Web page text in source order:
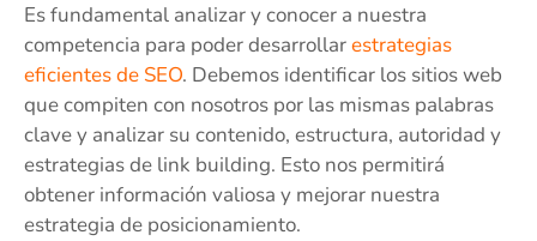
Es fundamental analizar y conocer a nuestra
competencia para poder desarrollarestrategias
eficientes de SEO. Debemos identificar los sitios web
que compiten con nosotros por las mismas palabras
clave y analizar su contenido, estructura, autoridad y
estrategias de link building. Esto nos permitirá
obtener información valiosa y mejorar nuestra
estrategia de posicionamiento.